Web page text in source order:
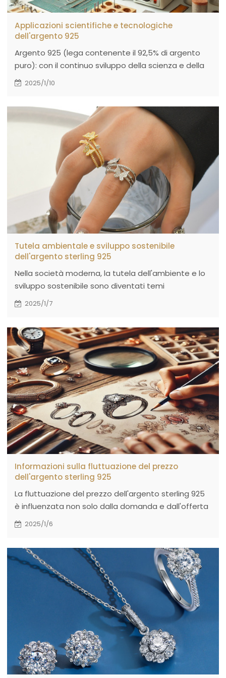
Applicazioni scientifiche e tecnologiche
dell'argento 925
Argento 925 (lega contenente il 92,5% di argento
puro): con il continuo sviluppo della scienza e della
tecnologia, l'argento 925 è gradualmente entrato in
2025/1/10
Tutela ambientale e sviluppo sostenibile
dell'argento sterling 925
Nella società moderna, la tutela dell'ambiente e lo
sviluppo sostenibile sono diventati temi
fondamentali a livello mondiale, soprattutto nel
2025/1/7
Informazioni sulla fluttuazione del prezzo
dell'argento sterling 925
La fluttuazione del prezzo dell'argento sterling 925
è influenzata non solo dalla domanda e dall'offerta
del mercato, ma anche da molteplici fattori, quali la
2025/1/6